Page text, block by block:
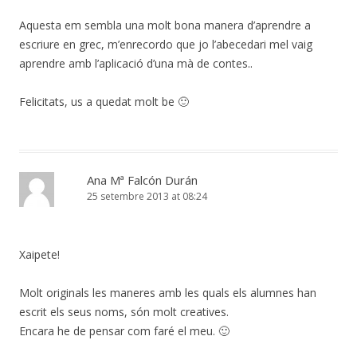
Aquesta em sembla una molt bona manera d’aprendre a
escriure en grec, m’enrecordo que jo l’abecedari mel vaig
aprendre amb l’aplicació d’una mà de contes..
Felicitats, us a quedat molt be 🙂
Ana Mª Falcón Durán
25 setembre 2013 at 08:24
Xaipete!
Molt originals les maneres amb les quals els alumnes han
escrit els seus noms, són molt creatives.
Encara he de pensar com faré el meu. 🙂